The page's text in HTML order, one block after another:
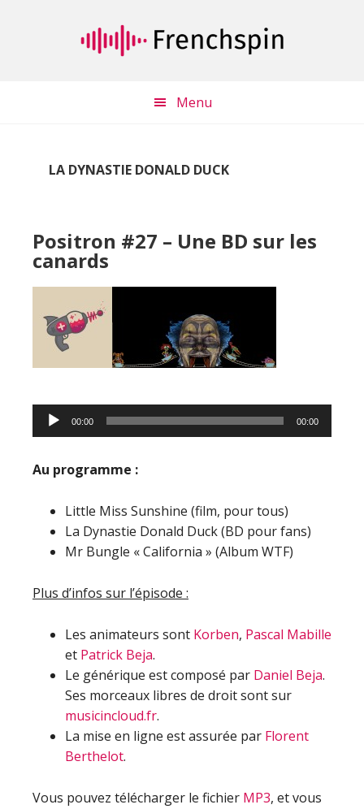
Menu
LA DYNASTIE DONALD DUCK
Positron #27 – Une BD sur les
canards
Lecteur
audio
00:00 00:00
Au programme :
Little Miss Sunshine (film, pour tous)
La Dynastie Donald Duck (BD pour fans)
Mr Bungle « California » (Album WTF)
Plus d’infos sur l’épisode :
Les animateurs sont Korben, Pascal Mabille
et Patrick Beja.
Le générique est composé par Daniel Beja.
Ses morceaux libres de droit sont sur
musicincloud.fr.
La mise en ligne est assurée par Florent
Berthelot.
Vous pouvez télécharger le fichier MP3, et vous